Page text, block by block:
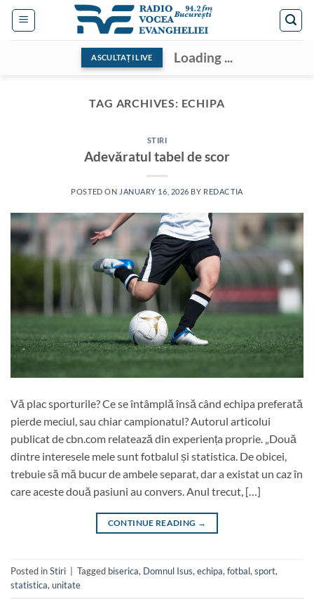
Skip
ASCULTAȚI LIVE Loading ...
TAG ARCHIVES: ECHIPA
STIRI
Adevăratul tabel de scor
POSTED ON JANUARY 16, 2026 BY REDACTIA
Vă plac sporturile? Ce se întâmplă însă când echipa preferată
pierde meciul, sau chiar campionatul? Autorul articolui
publicat de cbn.com relatează din experiența proprie. „Două
dintre interesele mele sunt fotbalul și statistica. De obicei,
trebuie să mă bucur de ambele separat, dar a existat un caz în
care aceste două pasiuni au convers. Anul trecut, […]
CONTINUE READING →
Posted inStiri Tagged biserica, Domnul Isus, echipa, fotbal, sport,
statistica, unitate